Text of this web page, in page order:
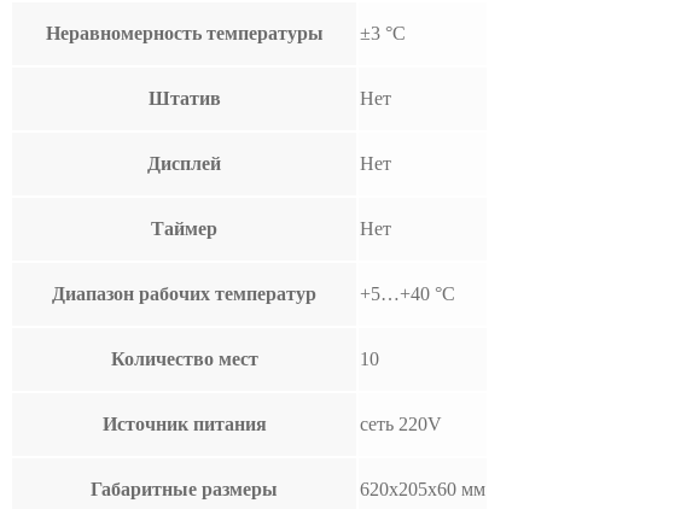
Неравномерность температуры ±3 °С
Штатив Нет
Дисплей Нет
Таймер Нет
Диапазон рабочих температур +5…+40 °С
Количество мест 10
Источник питания сеть 220V
Габаритные размеры 620х205х60 мм